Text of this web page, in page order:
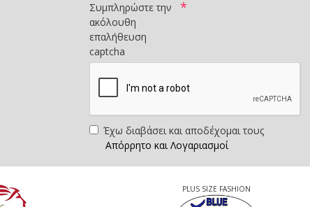
Συμπληρώστε την
ακόλουθη
επαλήθευση
captcha
Έχω διαβάσει και αποδέχομαι τους
Απόρρητο και Λογαριασμοί
PLUS SIZE FASHION